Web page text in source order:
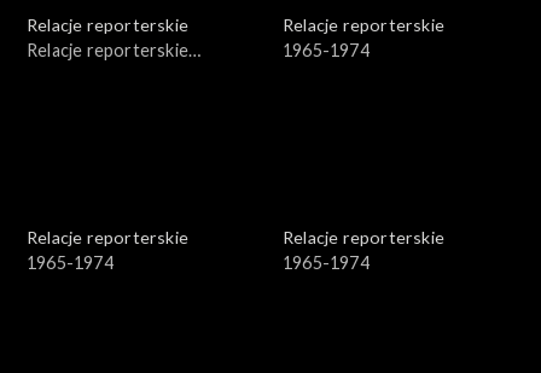
Relacje reporterskie
Relacje reporterskie
Relacje reporterskie
1965-1974
Relacje reporterskie
1965-1974
Relacje reporterskie
1965-1974